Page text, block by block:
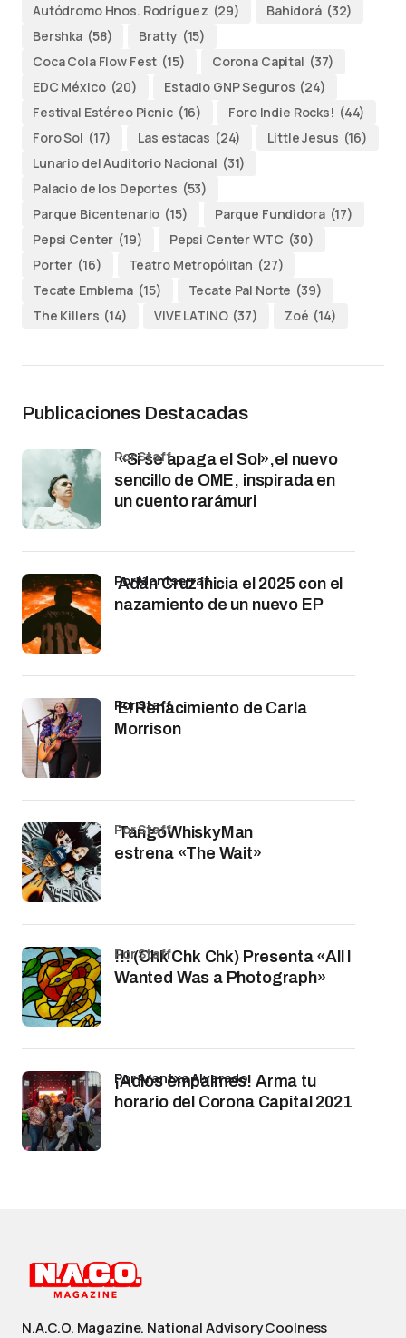
Autódromo Hnos. Rodríguez (29) Bahidorá (32)
Bershka (58) Bratty (15)
Coca Cola Flow Fest (15) Corona Capital (37)
EDC México (20) Estadio GNP Seguros (24)
Festival Estéreo Picnic (16) Foro Indie Rocks! (44)
Foro Sol (17) Las estacas (24) Little Jesus (16)
Lunario del Auditorio Nacional (31)
Palacio de los Deportes (53)
Parque Bicentenario (15) Parque Fundidora (17)
Pepsi Center (19) Pepsi Center WTC (30)
Porter (16) Teatro Metropólitan (27)
Tecate Emblema (15) Tecate Pal Norte (39)
The Killers (14) VIVE LATINO (37) Zoé (14)
Publicaciones Destacadas
«Si se apaga el Sol»,el nuevo
sencillo de OME, inspirada en
un cuento rarámuri
por Staff
Adán Cruz inicia el 2025 con el
nazamiento de un nuevo EP
por Montserrat
El Renacimiento de Carla
Morrison
por Staff
TangoWhiskyMan
estrena «The Wait»
por Staff
!!! (Chk Chk Chk) Presenta «All I
Wanted Was a Photograph»
por Staff
¡Adiós empalmes! Arma tu
horario del Corona Capital 2021
por Arantxa Alvarado
N.A.C.O. Magazine. National Advisory Coolness